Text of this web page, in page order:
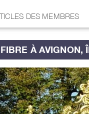
DES MEMBRES
À AVIGNON,